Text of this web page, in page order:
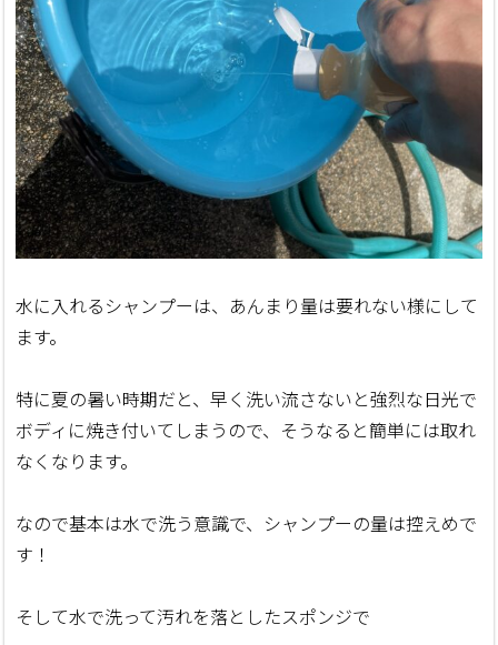
水に入れるシャンプーは、あんまり量は要れない様にして
ます。
特に夏の暑い時期だと、早く洗い流さないと強烈な日光で
ボディに焼き付いてしまうので、そうなると簡単には取れ
なくなります。
なので基本は水で洗う意識で、シャンプーの量は控えめで
す！
そして水で洗って汚れを落としたスポンジで